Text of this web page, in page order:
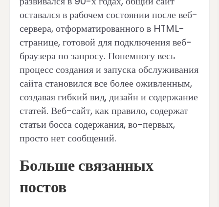
оставался в рабочем состоянии после веб-
сервера, отформатированного в HTML-
странице, готовой для подключения веб-
браузера по запросу. Понемногу весь
процесс создания и запуска обслуживания
сайта становился все более оживленным,
создавая гибкий вид, дизайн и содержание
статей. Веб-сайт, как правило, содержат
статьи босса содержания, во-первых,
просто нет сообщений.
Больше связанных
постов